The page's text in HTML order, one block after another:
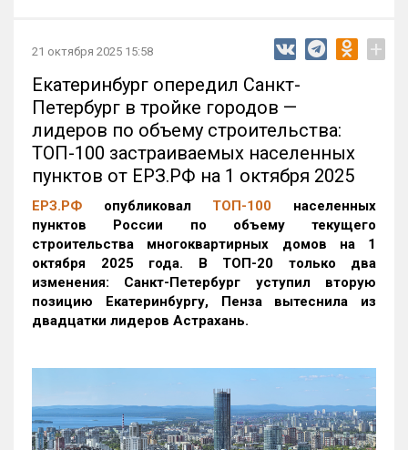
21 октября 2025 15:58 +
Екатеринбург опередил Санкт-
Петербург в тройке городов —
лидеров по объему строительства:
ТОП-100 застраиваемых населенных
пунктов от ЕРЗ.РФ на 1 октября 2025
ЕРЗ.РФ опубликовал ТОП-100 населенных
пунктов России по объему текущего
строительства многоквартирных домов на 1
октября 2025 года. В ТОП-20 только два
изменения: Санкт-Петербург уступил вторую
позицию Екатеринбургу, Пенза вытеснила из
двадцатки лидеров Астрахань.